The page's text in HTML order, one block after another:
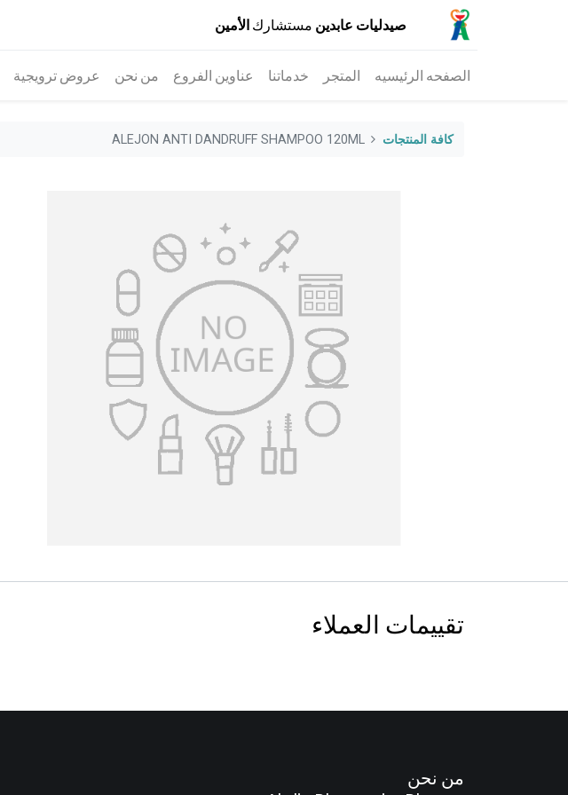
صيدليات عابدين مستشارك الأمين
الصفحه الرئيسيه المتجر خدماتنا عناوين الفروع من نحن عروض ترويجية
كافة المنتجات ALEJON ANTI DANDRUFF SHAMPOO 120ML
تقييمات العملاء
من نحن